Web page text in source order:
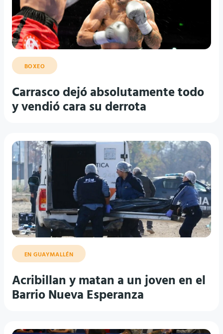
BOXEO
Carrasco dejó absolutamente todo
y vendió cara su derrota
EN GUAYMALLÉN
Acribillan y matan a un joven en el
Barrio Nueva Esperanza